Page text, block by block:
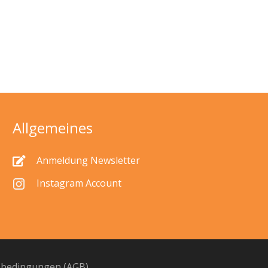
Allgemeines
Anmeldung Newsletter
Instagram Account